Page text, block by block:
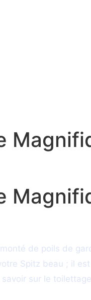
de poils de
Spitz beau ; il
sur le